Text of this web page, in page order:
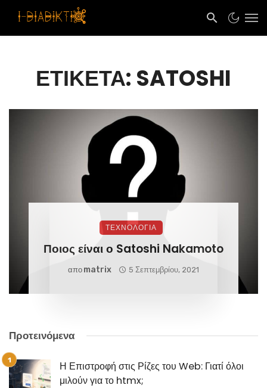
ΕΤΙΚΈΤΑ: SATOSHI
ΤΕΧΝΟΛΟΓΙΑ
Ποιος είναι ο Satoshi Nakamoto
απο Matrix 5 Σεπτεμβρίου, 2021
Προτεινόμενα
Η Επιστροφή στις Ρίζες του Web: Γιατί όλοι
μιλούν για το htmx;